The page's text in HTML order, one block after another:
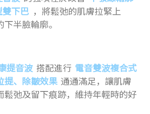
下巴 ，將鬆弛的肌膚拉緊上
半臉輪廓。
提音波 搭配進行 電音雙波複合式
提、除皺效果 通通滿足，讓肌膚
鬆弛及留下痕跡，維持年輕時的好